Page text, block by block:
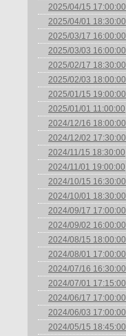
2025/04/15 17:00:00
2025/04/01 18:30:00
2025/03/17 16:00:00
2025/03/03 16:00:00
2025/02/17 18:30:00
2025/02/03 18:00:00
2025/01/15 19:00:00
2025/01/01 11:00:00
2024/12/16 18:00:00
2024/12/02 17:30:00
2024/11/15 18:30:00
2024/11/01 19:00:00
2024/10/15 16:30:00
2024/10/01 18:30:00
2024/09/17 17:00:00
2024/09/02 16:00:00
2024/08/15 18:00:00
2024/08/01 17:00:00
2024/07/16 16:30:00
2024/07/01 17:15:00
2024/06/17 17:00:00
2024/06/03 17:00:00
2024/05/15 18:45:00